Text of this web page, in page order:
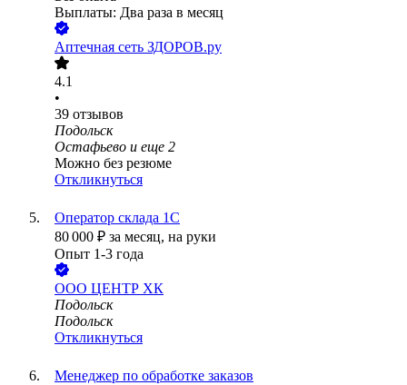
Выплаты: Два раза в месяц
Аптечная сеть ЗДОРОВ.ру
4.1
•
39 отзывов
Подольск
Остафьево и еще 2
Можно без резюме
Откликнуться
Оператор склада 1С
80 000 ₽ за месяц, на руки
Опыт 1-3 года
ООО ЦЕНТР ХК
Подольск
Подольск
Откликнуться
Менеджер по обработке заказов